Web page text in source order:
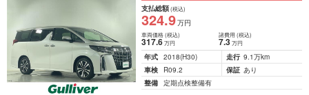
支払総額(税込)
324.9万円
車両価格(税込)
317.6万円
諸費用 (税込)
7.3 万円
年式 2018(H30) 走行 9.1万km
車検
R09.2 保証 あり
整備 定期点検整備有